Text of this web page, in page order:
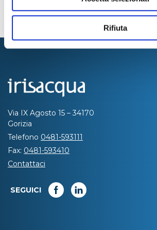
Rifiuta
Via IX Agosto 15 – 34170
Gorizia
Telefono 0481-593111
Fax: 0481-593410
Contattaci
SEGUICI